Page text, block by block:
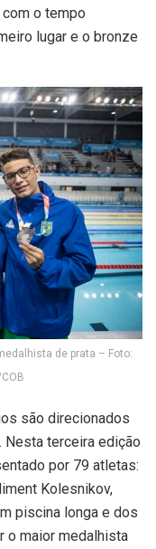
o tempo
lugar e o bronze
de prata – Foto:
são direcionados
terceira edição
por 79 atletas:
Kolesnikov,
piscina longa e dos
o maior medalhista